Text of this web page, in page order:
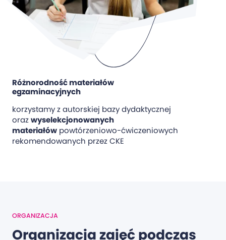
Różnorodność materiałów
egzaminacyjnych
korzystamy z autorskiej bazy dydaktycznej
orazwyselekcjonowanych
materiałów powtórzeniowo-ćwiczeniowych
rekomendowanych przez CKE
ORGANIZACJA
Organizacja zajęć podczas